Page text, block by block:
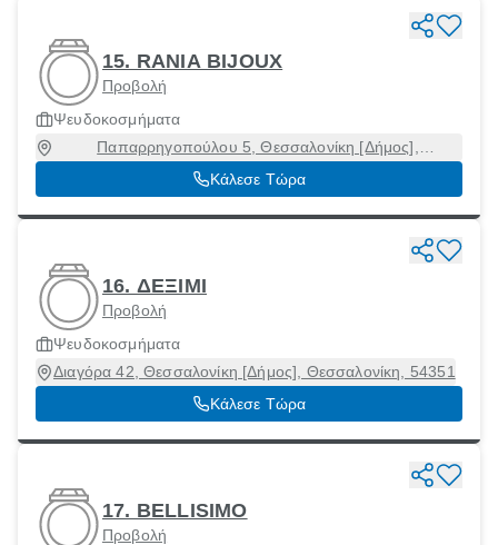
15. RANIA BIJOUX
Προβολή
Ψευδοκοσμήματα
Παπαρρηγοπούλου 5, Θεσσαλονίκη [Δήμος],
Θεσσαλονίκη, 54630
Κάλεσε Τώρα
16. ΔΕΞΙΜΙ
Προβολή
Ψευδοκοσμήματα
Διαγόρα 42, Θεσσαλονίκη [Δήμος], Θεσσαλονίκη, 54351
Κάλεσε Τώρα
17. BELLISIMO
Προβολή